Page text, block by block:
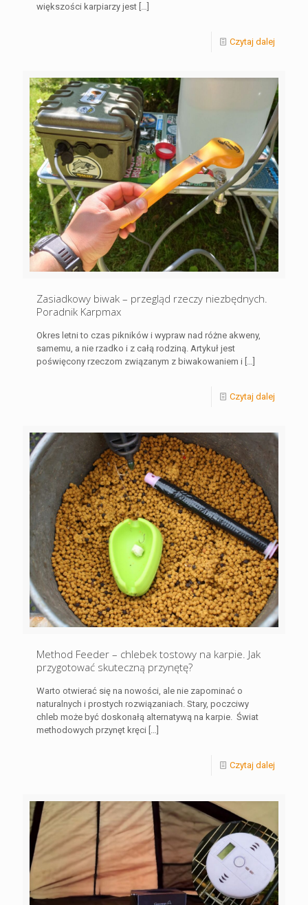
większości karpiarzy jest […]
Czytaj dalej
Zasiadkowy biwak – przegląd rzeczy niezbędnych.
Poradnik Karpmax
Okres letni to czas pikników i wypraw nad różne akweny,
samemu, a nie rzadko i z całą rodziną. Artykuł jest
poświęcony rzeczom związanym z biwakowaniem i […]
Czytaj dalej
Method Feeder – chlebek tostowy na karpie. Jak
przygotować skuteczną przynętę?
Warto otwierać się na nowości, ale nie zapominać o
naturalnych i prostych rozwiązaniach. Stary, poczciwy
chleb może być doskonałą alternatywą na karpie. Świat
methodowych przynęt kręci […]
Czytaj dalej